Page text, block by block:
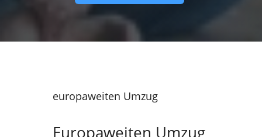
europaweiten Umzug
Europaweiten Umzug